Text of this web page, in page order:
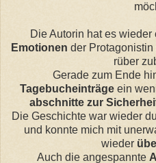
Die Autorin hat es wieder
Emotionen der
rüber
Gerade zum Ende
Tagebucheinträge ein
abschnitte zur
Die Geschichte war wieder
und konnte mich mit
wieder
Auch die angespannte